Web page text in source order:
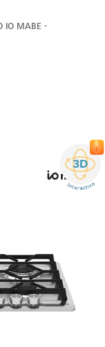
IO MABE -